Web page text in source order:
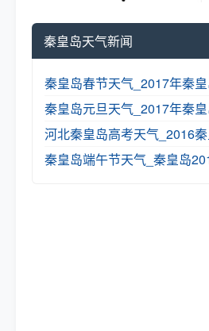
秦皇岛天气新闻
秦皇岛春节天气_2017年秦
秦皇岛元旦天气_2017年秦
河北秦皇岛高考天气_2016
秦皇岛端午节天气_秦皇岛